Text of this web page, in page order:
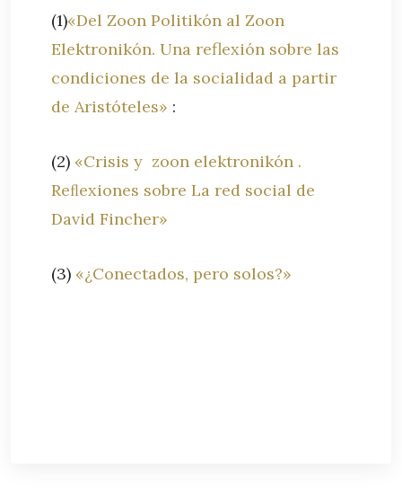
(1)«Del Zoon Politikón al Zoon
Elektronikón. Una reflexión sobre las
condiciones de la socialidad a partir
de Aristóteles» :
(2) «Crisis y zoon elektronikón .
Reﬂexiones sobre La red social de
David Fincher»
(3) «¿Conectados, pero solos?»